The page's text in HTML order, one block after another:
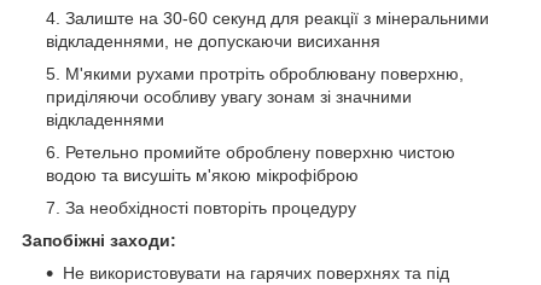
Залиште на 30-60 секунд для реакції з мінеральними
відкладеннями, не допускаючи висихання
М'якими рухами протріть оброблювану поверхню,
приділяючи особливу увагу зонам зі значними
відкладеннями
Ретельно промийте оброблену поверхню чистою
водою та висушіть м'якою мікрофіброю
За необхідності повторіть процедуру
Запобіжні заходи:
Не використовувати на гарячих поверхнях та під